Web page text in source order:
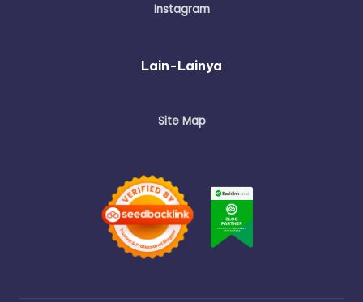
Instagram
Lain-Lainya
Site Map